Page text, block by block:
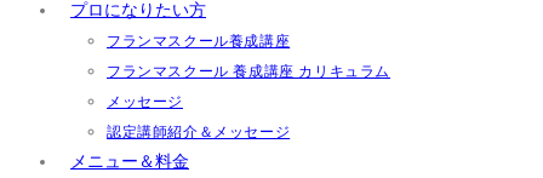
プロになりたい方
フランマスクール養成講座
フランマスクール 養成講座 カリキュラム
メッセージ
認定講師紹介＆メッセージ
メニュー＆料金